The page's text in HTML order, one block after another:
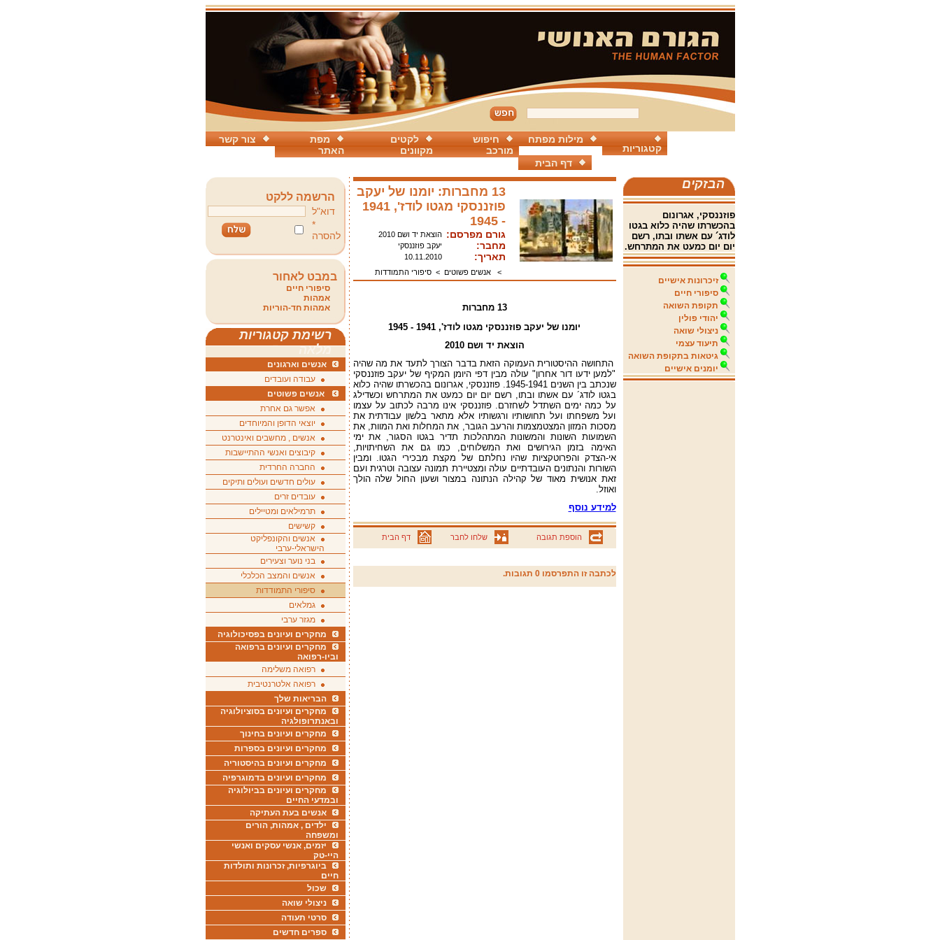
צור קשר
מפת
האתר
לקטים
מקוונים
חיפוש
מורכב
מילות מפתח
קטגוריות
דף הבית
הבזקים
פוזננסקי, אגרונום
בהכשרתו שהיה כלוא בגטו
לודג´ עם אשתו ובתו, רשם
יום יום כמעט את המתרחש.
זיכרונות אישיים
סיפורי חיים
תקופת השואה
יהודי פולין
ניצולי שואה
תיעוד עצמי
גיטאות בתקופת השואה
יומנים אישיים
13 מחברות: יומנו של יעקב
פוזננסקי מגטו לודז', 1941
- 1945
גורם מפרסם: הוצאת יד ושם 2010
מחבר: יעקב פוזננסקי
תאריך:
10.11.2010
>
אנשים פשוטים >סיפורי התמודדות
13 מחברות
יומנו של יעקב פוזננסקי מגטו לודז', 1941 - 1945
הוצאת יד ושם 2010
התחושה ההיסטורית העמוקה הזאת בדבר הצורך לתעד את מה שהיה
"למען ידעו דור אחרון" עולה מבין דפי היומן המקיף של יעקב פוזננסקי
שנכתב בין השנים 1945-1941. פוזננסקי, אגרונום בהכשרתו שהיה כלוא
בגטו לודג´ עם אשתו ובתו, רשם יום יום כמעט את המתרחש וכשדילג
על כמה ימים השתדל לשחזרם. פוזננסקי אינו מרבה לכתוב על עצמו
ועל משפחתו ועל תחושותיו ורגשותיו אלא מתאר בלשון עבודתית את
מסכות המזון המצטמצמות והרעב הגובר, את המחלות ואת המוות, את
השמועות השונות והמשונות המתהלכות תדיר בגטו הסגור, את ימי
האימה בזמן הגירושים ואת המשלוחים, כמו גם את השחיתויות,
אי-הצדק והפרוטקציות שהיו נחלתם של מקצת מבכירי הגטו. ומבין
השורות והנתונים העובדתיים עולה ומצטיירת תמונה עצובה וטרגית ועם
זאת אנושית מאוד של קהילה הנתונה במצור ושעון החול שלה הולך
ואוזל.
למידע נוסף
הוספת תגובה שלחו לחבר דף הבית
לכתבה זו התפרסמו 0 תגובות.
הרשמה ללקט
דוא"ל
*
להסרה
במבט לאחור
סיפורי חיים
אמהות
אמהות חד-הוריות
רשימת קטגוריות
מלאה
אנשים וארגונים
עבודה ועובדים
אנשים פשוטים
אפשר גם אחרת
יוצאי הדופן והמיוחדים
אנשים , מחשבים ואינטרנט
קיבוצים ואנשי ההתיישבות
החברה החרדית
עולים חדשים ועולים ותיקים
עובדים זרים
תרמילאים ומטיילים
קשישים
אנשים והקונפליקט
הישראלי-ערבי
בני נוער וצעירים
אנשים והמצב הכלכלי
סיפורי התמודדות
גמלאים
מגזר ערבי
מחקרים ועיונים בפסיכולוגיה
מחקרים ועיונים ברפואה
וביו-רפואה
רפואה משלימה
רפואה אלטרנטיבית
הבריאות שלך
מחקרים ועיונים בסוציולוגיה
ובאנתרופולגיה
מחקרים ועיונים בחינוך
מחקרים ועיונים בספרות
מחקרים ועיונים בהיסטוריה
מחקרים ועיונים בדמוגרפיה
מחקרים ועיונים בביולוגיה
ובמדעי החיים
אנשים בעת העתיקה
ילדים , אמהות, הורים
ומשפחה
יזמים, אנשי עסקים ואנשי
היי-טק
ביוגרפיות, זכרונות ותולדות
חיים
שכול
ניצולי שואה
סרטי תעודה
ספרים חדשים